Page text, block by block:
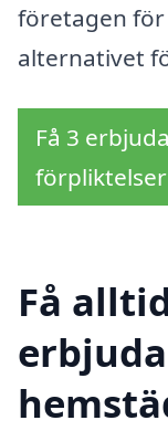
företagen
alternativet
Få 3
förpliktelser
Få